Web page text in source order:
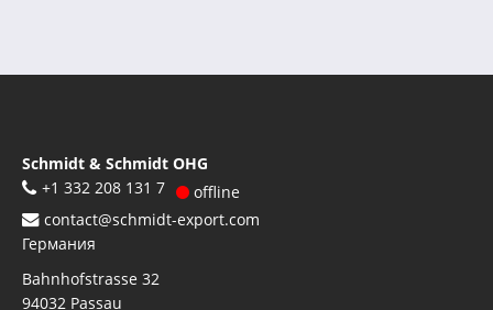
Schmidt & Schmidt OHG
+1 332 208 131 7
offline
contact@schmidt-export.com
Германия
Bahnhofstrasse 32
94032 Passau